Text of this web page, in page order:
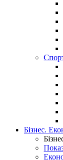
Бізнес.